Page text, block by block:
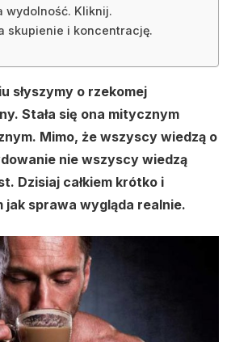
wydolność. Kliknij.
skupienie i koncentrację.
słyszymy o rzekomej
Stała się ona mitycznym
Mimo, że wszyscy wiedzą o
nie wszyscy wiedzą
Dzisiaj całkiem krótko i
sprawa wygląda realnie.